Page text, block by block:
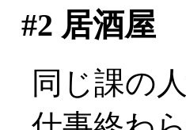
#2 居酒屋
同じ課の